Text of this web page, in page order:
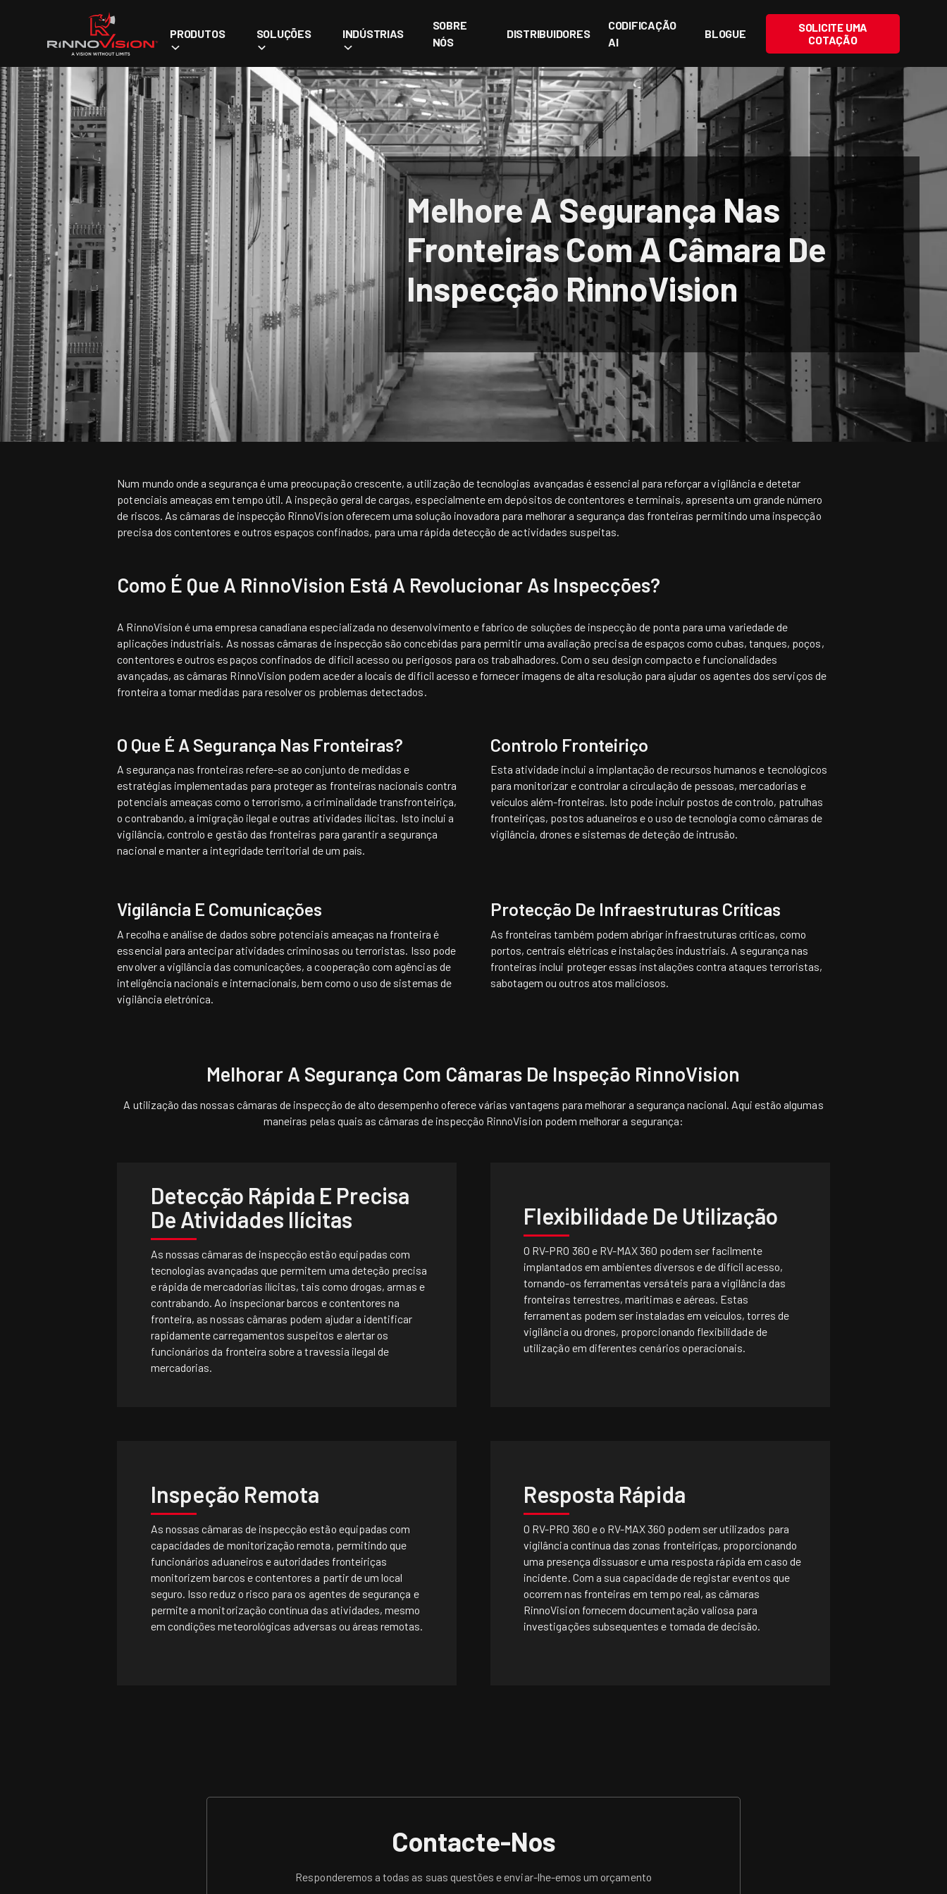
PRODUTOS SOLUÇÕES INDÚSTRIAS
SOBRE
NÓS
DISTRIBUIDORES
CODIFICAÇÃO
AI
BLOGUE
SOLICITE UMA
COTAÇÃO
Melhore A Segurança Nas
Fronteiras Com A Câmara De
Inspecção RinnoVision
Num mundo onde a segurança é uma preocupação crescente, a utilização de tecnologias avançadas é essencial para reforçar a vigilância e detetar
potenciais ameaças em tempo útil. A inspeção geral de cargas, especialmente em depósitos de contentores e terminais, apresenta um grande número
de riscos. As câmaras de inspecção RinnoVision oferecem uma solução inovadora para melhorar a segurança das fronteiras permitindo uma inspecção
precisa dos contentores e outros espaços confinados, para uma rápida detecção de actividades suspeitas.
Como É Que A RinnoVision Está A Revolucionar As Inspecções?
A RinnoVision é uma empresa canadiana especializada no desenvolvimento e fabrico de soluções de inspecção de ponta para uma variedade de
aplicações industriais. As nossas câmaras de inspecção são concebidas para permitir uma avaliação precisa de espaços como cubas, tanques, poços,
contentores e outros espaços confinados de difícil acesso ou perigosos para os trabalhadores. Com o seu design compacto e funcionalidades
avançadas, as câmaras RinnoVision podem aceder a locais de difícil acesso e fornecer imagens de alta resolução para ajudar os agentes dos serviços de
fronteira a tomar medidas para resolver os problemas detectados.
O Que É A Segurança Nas Fronteiras?
A segurança nas fronteiras refere-se ao conjunto de medidas e
estratégias implementadas para proteger as fronteiras nacionais contra
potenciais ameaças como o terrorismo, a criminalidade transfronteiriça,
o contrabando, a imigração ilegal e outras atividades ilícitas. Isto inclui a
vigilância, controlo e gestão das fronteiras para garantir a segurança
nacional e manter a integridade territorial de um país.
Controlo Fronteiriço
Esta atividade inclui a implantação de recursos humanos e tecnológicos
para monitorizar e controlar a circulação de pessoas, mercadorias e
veículos além-fronteiras. Isto pode incluir postos de controlo, patrulhas
fronteiriças, postos aduaneiros e o uso de tecnologia como câmaras de
vigilância, drones e sistemas de deteção de intrusão.
Vigilância E Comunicações
A recolha e análise de dados sobre potenciais ameaças na fronteira é
essencial para antecipar atividades criminosas ou terroristas. Isso pode
envolver a vigilância das comunicações, a cooperação com agências de
inteligência nacionais e internacionais, bem como o uso de sistemas de
vigilância eletrónica.
Protecção De Infraestruturas Críticas
As fronteiras também podem abrigar infraestruturas críticas, como
portos, centrais elétricas e instalações industriais. A segurança nas
fronteiras inclui proteger essas instalações contra ataques terroristas,
sabotagem ou outros atos maliciosos.
Melhorar A Segurança Com Câmaras De Inspeção RinnoVision
A utilização das nossas câmaras de inspecção de alto desempenho oferece várias vantagens para melhorar a segurança nacional. Aqui estão algumas
maneiras pelas quais as câmaras de inspecção RinnoVision podem melhorar a segurança:
Detecção Rápida E Precisa
De Atividades Ilícitas
As nossas câmaras de inspecção estão equipadas com
tecnologias avançadas que permitem uma deteção precisa
e rápida de mercadorias ilícitas, tais como drogas, armas e
contrabando. Ao inspecionar barcos e contentores na
fronteira, as nossas câmaras podem ajudar a identificar
rapidamente carregamentos suspeitos e alertar os
funcionários da fronteira sobre a travessia ilegal de
mercadorias.
Flexibilidade De Utilização
O RV-PRO 360 e RV-MAX 360 podem ser facilmente
implantados em ambientes diversos e de difícil acesso,
tornando-os ferramentas versáteis para a vigilância das
fronteiras terrestres, marítimas e aéreas. Estas
ferramentas podem ser instaladas em veículos, torres de
vigilância ou drones, proporcionando flexibilidade de
utilização em diferentes cenários operacionais.
Inspeção Remota
As nossas câmaras de inspecção estão equipadas com
capacidades de monitorização remota, permitindo que
funcionários aduaneiros e autoridades fronteiriças
monitorizem barcos e contentores a partir de um local
seguro. Isso reduz o risco para os agentes de segurança e
permite a monitorização contínua das atividades, mesmo
em condições meteorológicas adversas ou áreas remotas.
Resposta Rápida
O RV-PRO 360 e o RV-MAX 360 podem ser utilizados para
vigilância contínua das zonas fronteiriças, proporcionando
uma presença dissuasor e uma resposta rápida em caso de
incidente. Com a sua capacidade de registar eventos que
ocorrem nas fronteiras em tempo real, as câmaras
RinnoVision fornecem documentação valiosa para
investigações subsequentes e tomada de decisão.
Contacte-Nos
Responderemos a todas as suas questões e enviar-lhe-emos um orçamento